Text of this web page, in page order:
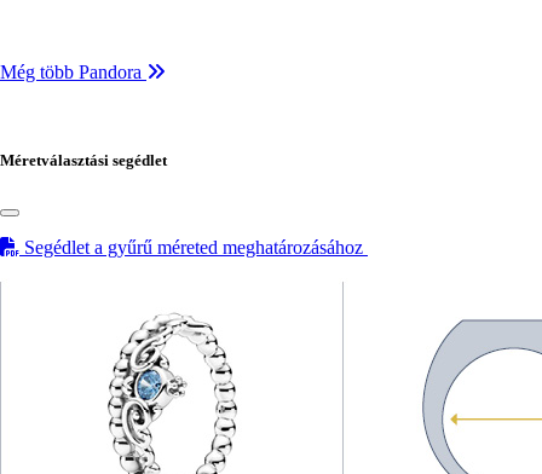
Még több Pandora
Méretválasztási segédlet
Segédlet a gyűrű méreted meghatározásához